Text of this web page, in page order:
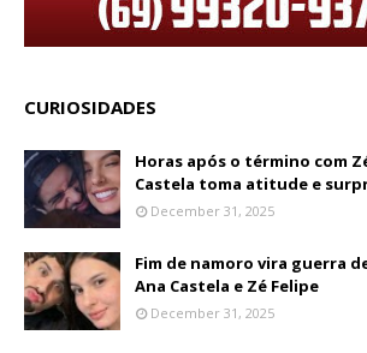
CURIOSIDADES
Horas após o término com
Castela toma atitude e
December 31, 2025
Fim de namoro vira guerra
Ana Castela e Zé Felipe
December 31, 2025